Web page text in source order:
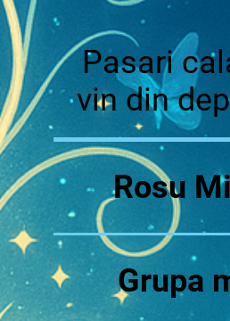
Pasari
vin din
Rosu
Grupa